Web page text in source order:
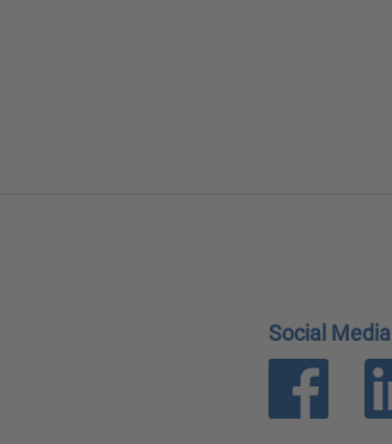
Social Media